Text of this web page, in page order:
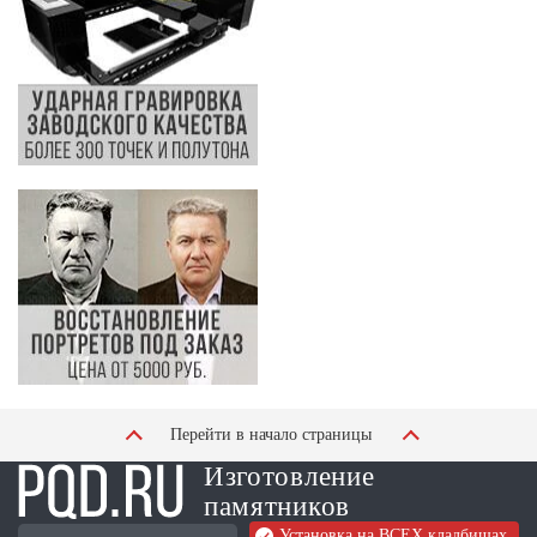
Перейти в начало страницы
Изготовление
памятников